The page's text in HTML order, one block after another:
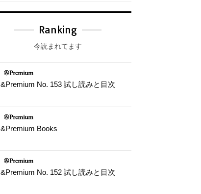
Ranking
今読まれてます
&Premium No. 153 試し読みと目次
&Premium Books
&Premium No. 152 試し読みと目次